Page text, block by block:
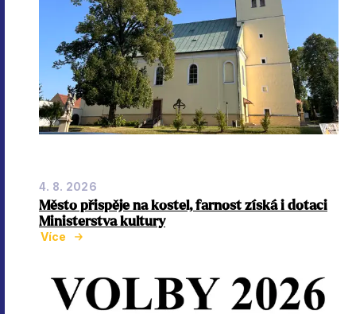
4. 8. 2026
Město přispěje na kostel, farnost získá i dotaci
Ministerstva kultury
Více